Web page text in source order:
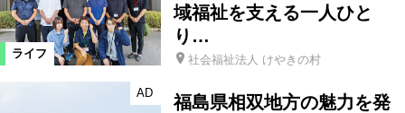
ライフ
域福祉を支える一人ひと
り…
社会福祉法人 けやきの村
AD
福島県相双地方の魅力を発